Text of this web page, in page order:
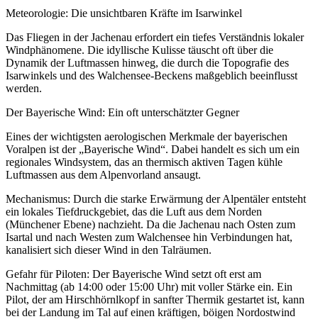
Meteorologie: Die unsichtbaren Kräfte im Isarwinkel
Das Fliegen in der Jachenau erfordert ein tiefes Verständnis lokaler
Windphänomene. Die idyllische Kulisse täuscht oft über die
Dynamik der Luftmassen hinweg, die durch die Topografie des
Isarwinkels und des Walchensee-Beckens maßgeblich beeinflusst
werden.
Der Bayerische Wind: Ein oft unterschätzter Gegner
Eines der wichtigsten aerologischen Merkmale der bayerischen
Voralpen ist der „Bayerische Wind“. Dabei handelt es sich um ein
regionales Windsystem, das an thermisch aktiven Tagen kühle
Luftmassen aus dem Alpenvorland ansaugt.
Mechanismus: Durch die starke Erwärmung der Alpentäler entsteht
ein lokales Tiefdruckgebiet, das die Luft aus dem Norden
(Münchener Ebene) nachzieht. Da die Jachenau nach Osten zum
Isartal und nach Westen zum Walchensee hin Verbindungen hat,
kanalisiert sich dieser Wind in den Talräumen.
Gefahr für Piloten: Der Bayerische Wind setzt oft erst am
Nachmittag (ab 14:00 oder 15:00 Uhr) mit voller Stärke ein. Ein
Pilot, der am Hirschhörnlkopf in sanfter Thermik gestartet ist, kann
bei der Landung im Tal auf einen kräftigen, böigen Nordostwind